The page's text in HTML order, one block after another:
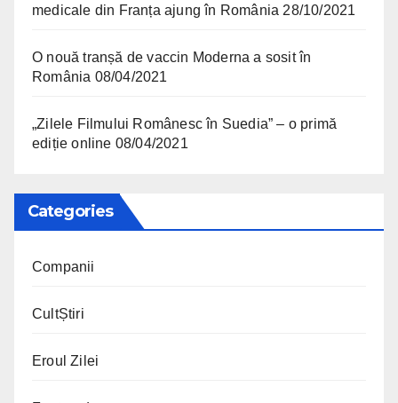
medicale din Franța ajung în România 28/10/2021
O nouă tranșă de vaccin Moderna a sosit în
România 08/04/2021
„Zilele Filmului Românesc în Suedia” – o primă
ediție online 08/04/2021
Categories
Companii
CultȘtiri
Eroul Zilei